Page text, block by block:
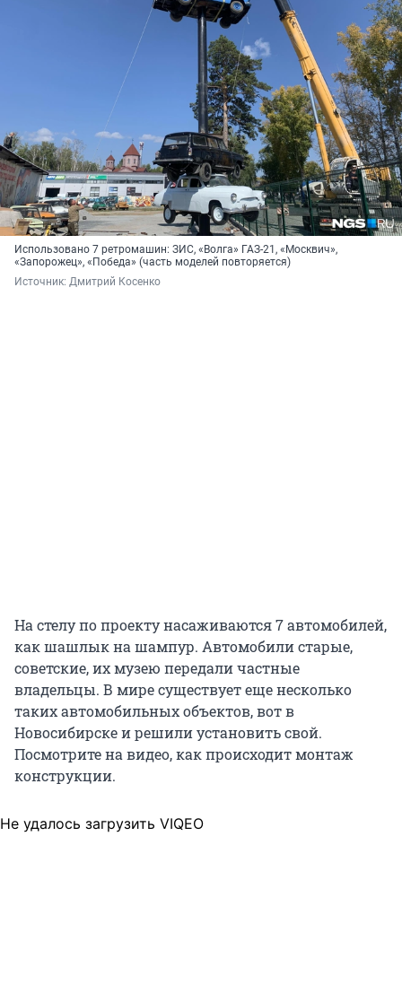
Использовано 7 ретромашин: ЗИС, «Волга» ГАЗ-21, «Москвич»,
«Запорожец», «Победа» (часть моделей повторяется)
Источник: Дмитрий Косенко
На стелу по проекту насаживаются 7 автомобилей,
как шашлык на шампур. Автомобили старые,
советские, их музею передали частные
владельцы. В мире существует еще несколько
таких автомобильных объектов, вот в
Новосибирске и решили установить свой.
Посмотрите на видео, как происходит монтаж
конструкции.
Не удалось загрузить VIQEO